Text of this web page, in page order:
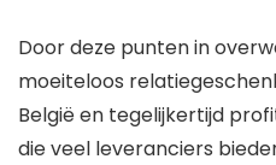
Door deze punten in
moeiteloos
België en tegelijkertijd
die veel leveranciers